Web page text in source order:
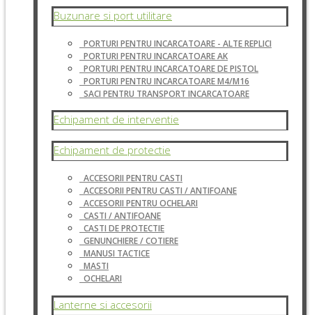
Buzunare si port utilitare
PORTURI PENTRU INCARCATOARE - ALTE REPLICI
PORTURI PENTRU INCARCATOARE AK
PORTURI PENTRU INCARCATOARE DE PISTOL
PORTURI PENTRU INCARCATOARE M4/M16
SACI PENTRU TRANSPORT INCARCATOARE
Echipament de interventie
Echipament de protectie
ACCESORII PENTRU CASTI
ACCESORII PENTRU CASTI / ANTIFOANE
ACCESORII PENTRU OCHELARI
CASTI / ANTIFOANE
CASTI DE PROTECTIE
GENUNCHIERE / COTIERE
MANUSI TACTICE
MASTI
OCHELARI
Lanterne si accesorii